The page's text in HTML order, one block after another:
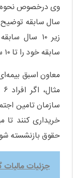
سال سابقه توضیح
زیر ۱۰ سال
سابقه خود را تا ۱۰ سال خریداری کنند.
معاون اسبق
سازمان تامین
حقوق بازنشسته
جزئیات